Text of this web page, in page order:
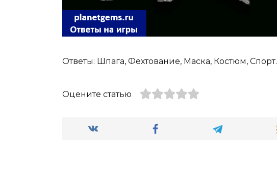
Ответы: Шпага, Фехтование, Маска, Костюм, Спорт.
Оцените статью